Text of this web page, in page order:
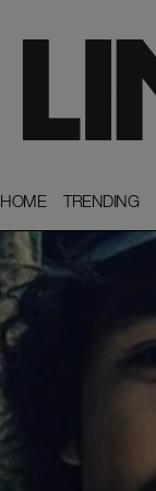
HOME
HOME TRENDING
TRENDING